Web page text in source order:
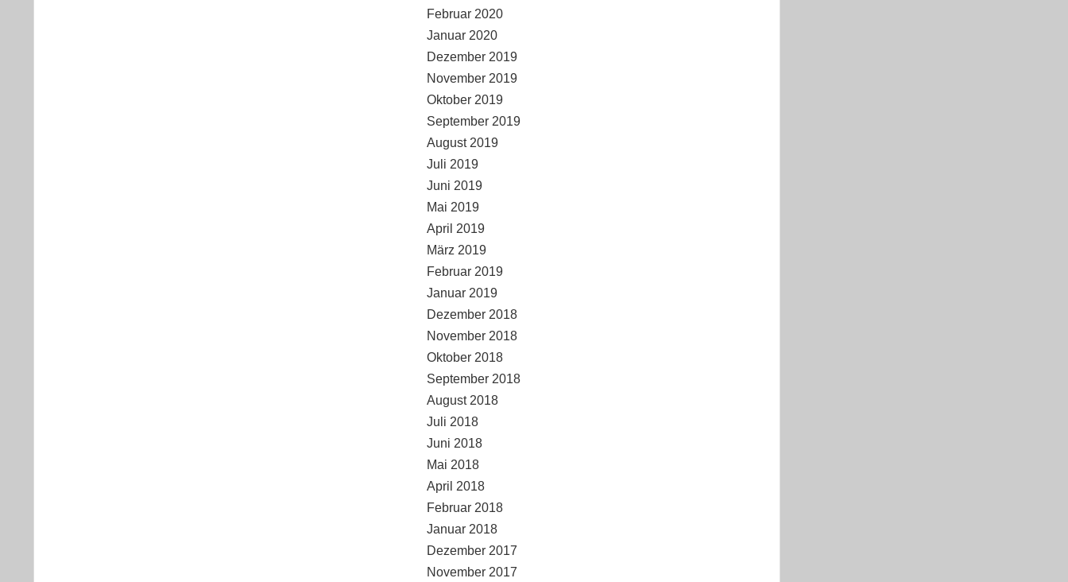
Februar 2020
Januar 2020
Dezember 2019
November 2019
Oktober 2019
September 2019
August 2019
Juli 2019
Juni 2019
Mai 2019
April 2019
März 2019
Februar 2019
Januar 2019
Dezember 2018
November 2018
Oktober 2018
September 2018
August 2018
Juli 2018
Juni 2018
Mai 2018
April 2018
Februar 2018
Januar 2018
Dezember 2017
November 2017